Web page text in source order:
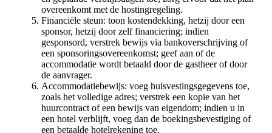
overeenkomt met de hostingregeling.
Financiële steun: toon kostendekking, hetzij door een
sponsor, hetzij door zelf financiering; indien
gesponsord, verstrek bewijs via bankoverschrijving of
een sponsoringsovereenkomst; geef aan of de
accommodatie wordt betaald door de gastheer of door
de aanvrager.
Accommodatiebewijs: voeg huisvestingsgegevens toe,
zoals het volledige adres; verstrek een kopie van het
huurcontract of een bewijs van eigendom; indien u in
een hotel verblijft, voeg dan de boekingsbevestiging of
een betaalde hotelrekening toe.